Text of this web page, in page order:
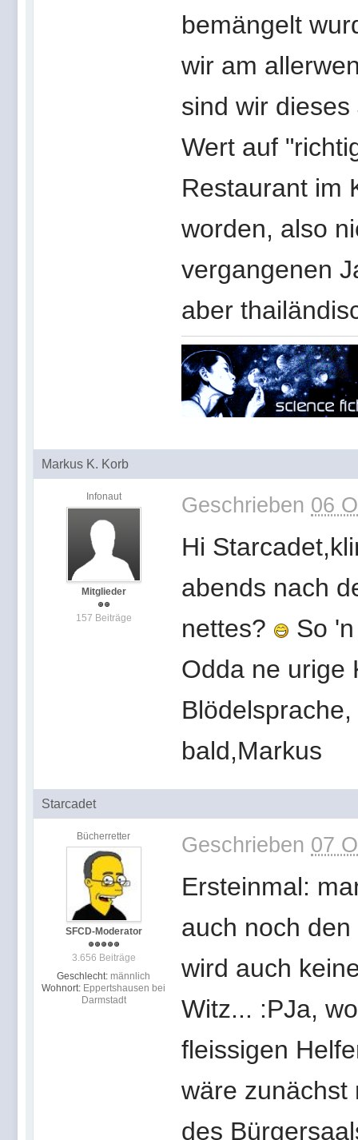
bemängelt
wir am
sind wir
Wert auf
Restaurant im
worden, also
vergangenen
aber
Markus K. Korb
Infonaut
Mitglieder
157 Beiträge
Geschrieben 06
Hi
abends nach
nettes?
So
Odda ne urige
bald,Markus
Starcadet
Bücherretter
SFCD-Moderator
3.656 Beiträge
Geschlecht: männlich
Wohnort: Eppertshausen bei
Darmstadt
Geschrieben 07
Ersteinmal:
auch noch
wird auch
Witz... :PJa,
fleissigen
wäre zunächst
des